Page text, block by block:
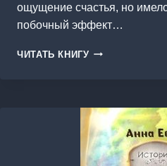
ощущение счастья, но
побочный эффект…
ЧИТАТЬ КНИГУ ПО